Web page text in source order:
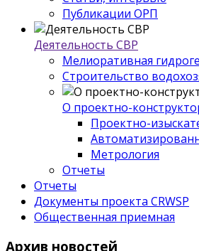
Публикации ОРП
Деятельность СВР
Мелиоративная
Строительство
О проектно-
Проектно-
Метрология
Отчеты
Отчеты
Документы проекта CRWSP
Общественная приемная
Архив новостей